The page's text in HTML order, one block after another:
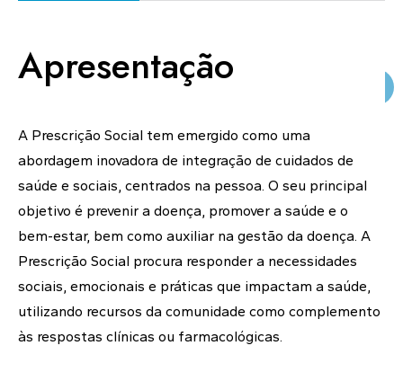
CENTROS COLABORADORES OMS
PT
Apresentação
A Prescrição Social tem emergido como uma
abordagem inovadora de integração de cuidados de
saúde e sociais, centrados na pessoa. O seu principal
objetivo é prevenir a doença, promover a saúde e o
bem-estar, bem como auxiliar na gestão da doença. A
Prescrição Social procura responder a necessidades
sociais, emocionais e práticas que impactam a saúde,
utilizando recursos da comunidade como complemento
às respostas clínicas ou farmacológicas.